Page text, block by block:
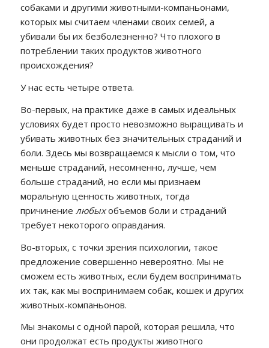
собаками и другими животными-компаньонами,
которых мы считаем членами своих семей, а
убивали бы их безболезненно? Что плохого в
потреблении таких продуктов животного
происхождения?
У нас есть четыре ответа.
Во-первых, на практике даже в самых идеальных
условиях будет просто невозможно выращивать и
убивать животных без значительных страданий и
боли. Здесь мы возвращаемся к мысли о том, что
меньше страданий, несомненно, лучше, чем
больше страданий, но если мы признаем
моральную ценность животных, тогда
причинение любыхобъемов боли и страданий
требует некоторого оправдания.
Во-вторых, с точки зрения психологии, такое
предложение совершенно невероятно. Мы не
сможем есть животных, если будем воспринимать
их так, как мы воспринимаем собак, кошек и других
животных-компаньонов.
Мы знакомы с одной парой, которая решила, что
они продолжат есть продукты животного